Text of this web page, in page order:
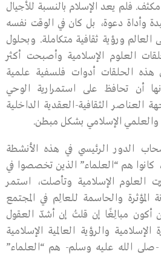
فلم يعد الإسلام بالنسبة للأجيال
وأداة دعوة، بل كان في الوقت نفسه
العالم ورؤية ثقافية متكاملة. وبحلول
العلوم الإسلامية وأصبحت أكثر
هذه الحلقات أدوات فلسفية علمية
أن تحافظ على استمرارية الوحي
العناصر الثقافية-العقدية الداخلية
والعلمي الإسلامي بشكل مبطن.
الدور الرئيسي في هذه الأنشطة
كانوا هم “العلماء” الذين تخصصوا في
العلوم الإسلامية وتأصلت، استمر
المؤثرة والحاسمة لـلعالِم في المجتمع
أكون مبالِغًا إن قلتُ إن أشدّ العقول
والرؤية العالمية الإسلامية
-صلى الله عليه وسلم- هم “العلماء”